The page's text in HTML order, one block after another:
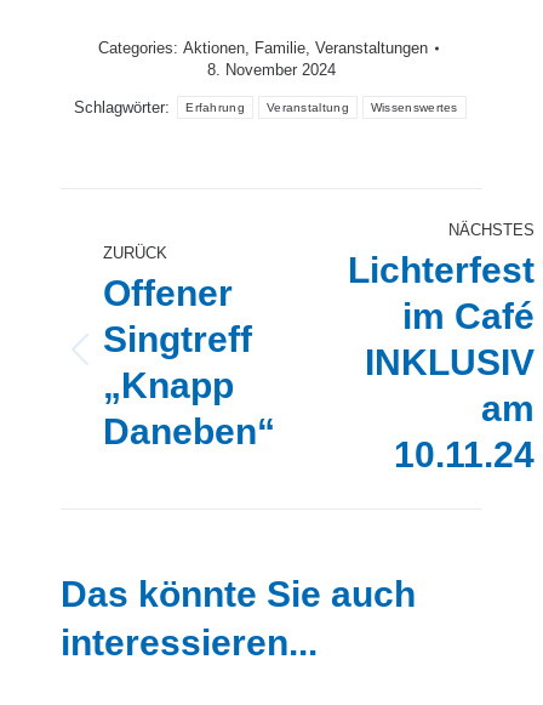
Categories: Aktionen, Familie, Veranstaltungen
8. November 2024
Schlagwörter: Erfahrung Veranstaltung Wissenswertes
Kommentarnavigation
ZURÜCK
Vorheriger
Beitrag:
Offener
Singtreff
„Knapp
Daneben“
NÄCHSTES
Nächster
Lichterfest
im Café
INKLUSIV
am
10.11.24
Das könnte Sie auch
interessieren...